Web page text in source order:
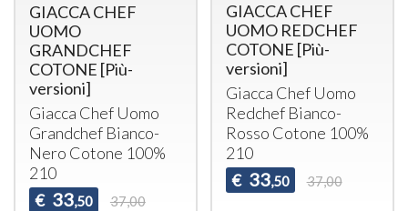
GIACCA CHEF
UOMO
GRANDCHEF
COTONE [Più-
versioni]
Giacca Chef Uomo
Grandchef Bianco-
Nero Cotone 100%
210
€ 33,50 37,00
GIACCA CHEF
UOMO REDCHEF
COTONE [Più-
versioni]
Giacca Chef Uomo
Redchef Bianco-
Rosso Cotone 100%
210
€ 33,50 37,00